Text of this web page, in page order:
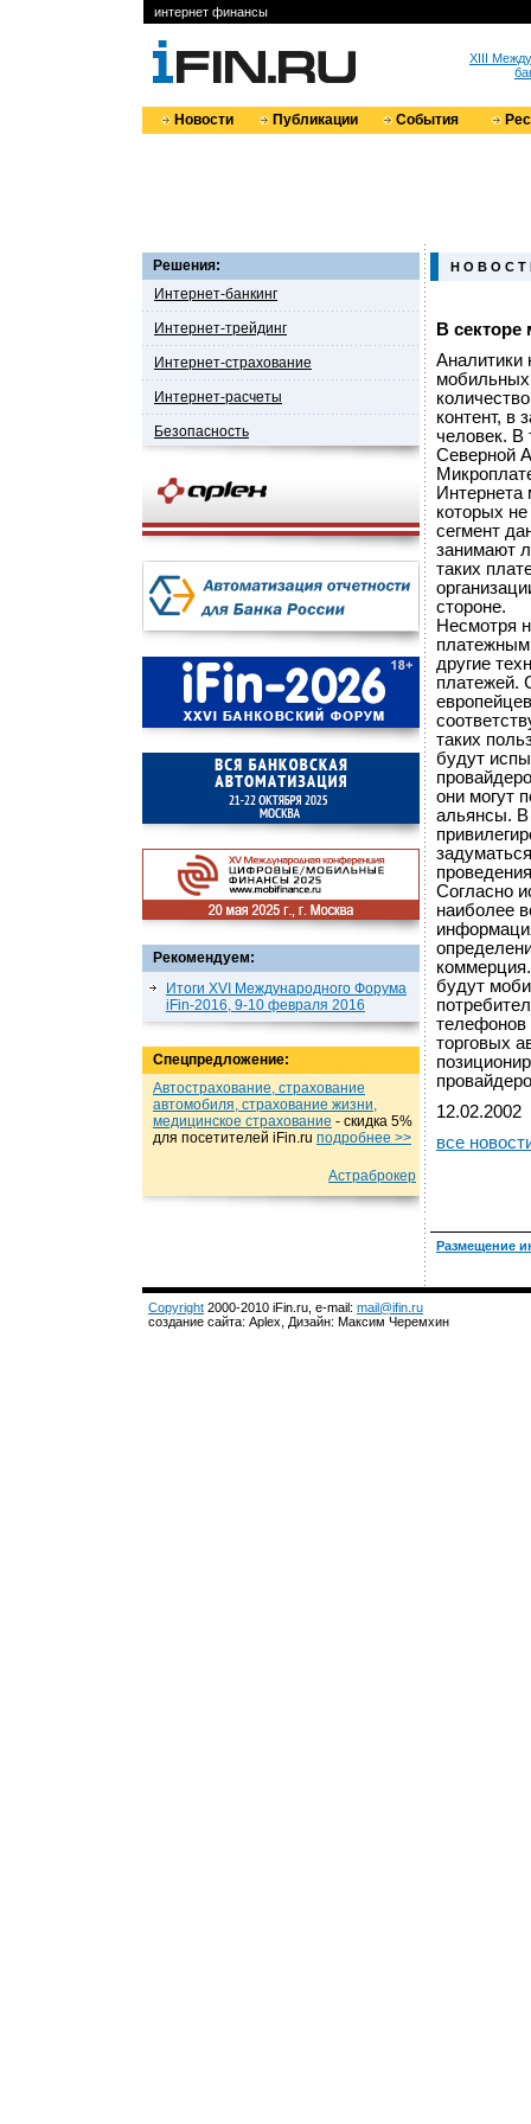
интернет финансы
XIII
Новости Публикации События
Решения:
Интернет-банкинг
Интернет-трейдинг
Интернет-страхование
Интернет-расчеты
Безопасность
Рекомендуем:
Итоги XVI Международного Форума
iFin-2016, 9-10 февраля 2016
Спецпредложение:
Автострахование, страхование
автомобиля, страхование жизни,
медицинское страхование - cкидка 5%
для посетителей iFin.ru подробнеe >>
Астраброкер
Н О В О С Т
В
Аналитики
мобильных
контент, в
человек. В
Северной
которых
сегмент
занимают
таких
стороне.
Несмотря
другие
платежей.
таких
будут
они могут
альянсы. В
Согласно
наиболее
будут
телефонов
торговых
12.02.2002
все
Размещение
Copyright 2000-2010 iFin.ru, e-mail: mail@ifin.ru
создание сайта: Aplex, Дизайн: Максим Черемхин